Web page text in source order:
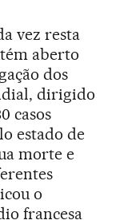
vez resta
aberto
dos
dirigido
casos
estado de
morte e
o
francesa